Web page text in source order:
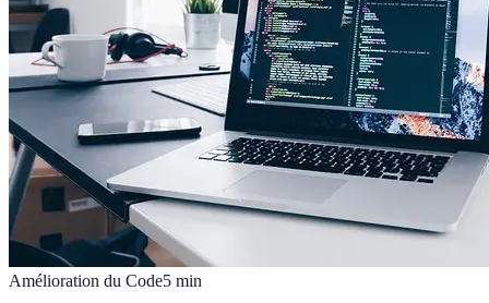
Amélioration du Code5 min